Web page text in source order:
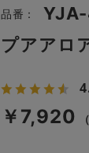
品番：
プアアロ
￥7,920